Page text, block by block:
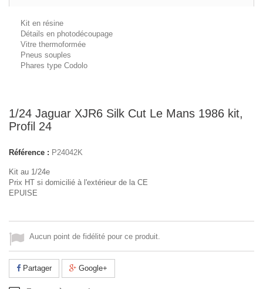
Kit en résine
Détails en photodécoupage
Vitre thermoformée
Pneus souples
Phares type Codolo
1/24 Jaguar XJR6 Silk Cut Le Mans 1986 kit,
Profil 24
Référence : P24042K
Kit au 1/24e
Prix HT si domicilié à l'extérieur de la CE
EPUISE
Aucun point de fidélité pour ce produit.
Partager Google+